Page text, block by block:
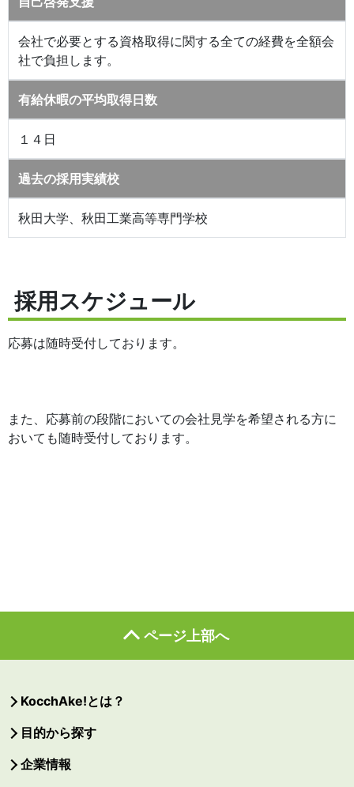
会社で必要とする資格取得に関する全ての経費を全額会
社で負担します。
有給休暇の平均取得日数
１４日
過去の採用実績校
秋田大学、秋田工業高等専門学校
採用スケジュール
応募は随時受付しております。
また、応募前の段階においての会社見学を希望される方に
おいても随時受付しております。
ページ上部へ
KocchAke!とは？
目的から探す
企業情報